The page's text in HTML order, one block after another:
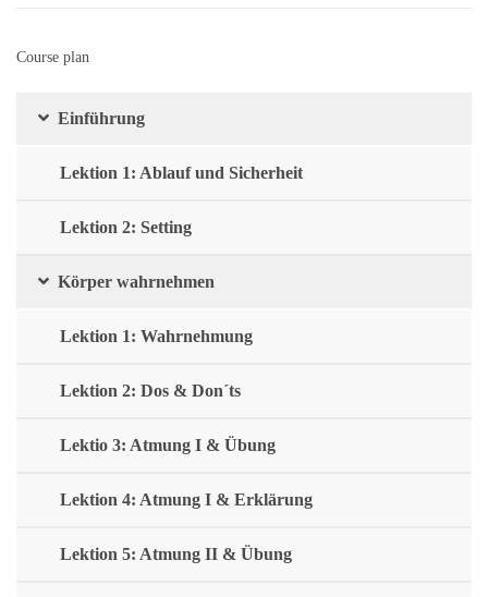
Course plan
Einführung
Lektion 1: Ablauf und Sicherheit
Lektion 2: Setting
Körper wahrnehmen
Lektion 1: Wahrnehmung
Lektion 2: Dos & Don´ts
Lektio 3: Atmung I & Übung
Lektion 4: Atmung I & Erklärung
Lektion 5: Atmung II & Übung